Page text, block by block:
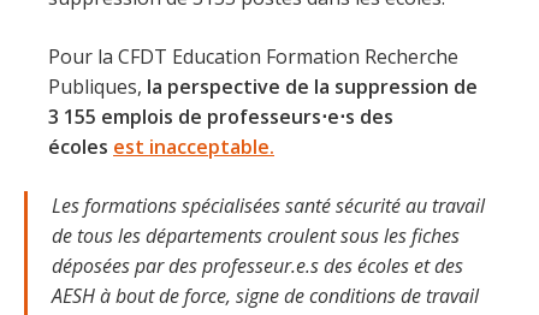
Pour la CFDT Education Formation Recherche
Publiques, la perspective de la suppression de
3 155 emplois de professeurs⋅e⋅s des
écoles est inacceptable.
Les formations spécialisées santé sécurité au travail
de tous les départements croulent sous les fiches
déposées par des professeur.e.s des écoles et des
AESH à bout de force, signe de conditions de travail